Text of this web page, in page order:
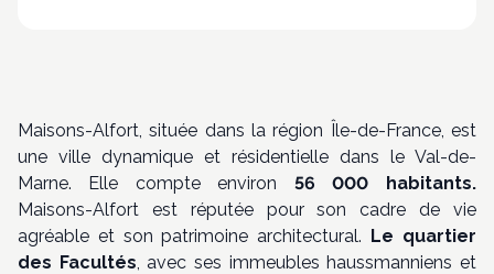
Maisons-Alfort, située dans la région Île-de-France, est
une ville dynamique et résidentielle dans le Val-de-
Marne. Elle compte environ 56 000 habitants.
Maisons-Alfort est réputée pour son cadre de vie
agréable et son patrimoine architectural. Le quartier
des Facultés, avec ses immeubles haussmanniens et